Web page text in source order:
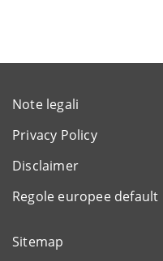
Note legali
Privacy Policy
Disclaimer
Regole europee default
Sitemap